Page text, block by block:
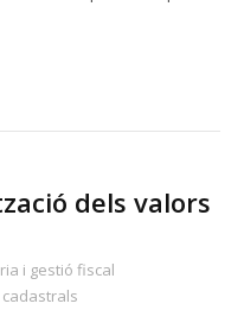
dels valors
i gestió fiscal